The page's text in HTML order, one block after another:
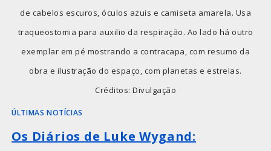
de cabelos escuros, óculos azuis e camiseta amarela. Usa
traqueostomia para auxilio da respiração. Ao lado há outro
exemplar em pé mostrando a contracapa, com resumo da
obra e ilustração do espaço, com planetas e estrelas.
Créditos: Divulgação
ÚLTIMAS NOTÍCIAS
Os Diários de Luke Wygand: